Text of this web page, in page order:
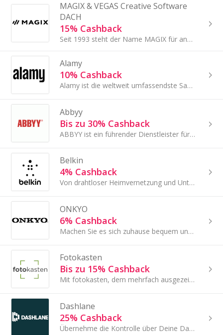
MAGIX & VEGAS Creative Software
DACH
15% Cashback
Seit 1993 steht der Name MAGIX für anwenderfreundliche Multimedia-Software.
Alamy
10% Cashback
Alamy ist die weltweit umfassendste Sammlung von Stockfotos, Vektoren, 360°-Bildern, Videos, Live-Nachrichten und mehr.
Abbyy
Bis zu 30% Cashback
ABBYY ist ein führender Dienstleister für Texterkennungs- und Dokumentkonvertierungs-Technologien und -Services.
Belkin
4% Cashback
Von drahtloser Heimvernetzung und Unterhaltung über mobiles Zubehör und Energiemanagement.
ONKYO
6% Cashback
Machen Sie es sich zuhause bequem und betreten Sie mit ONKYO-Produkten eine klangvollere Welt.
Fotokasten
Bis zu 15% Cashback
Mit fotokasten, dem mehrfach ausgezeichneten Online-Fotoservice in Deutschland, erweckst Du Deine Erinnerungen zum Leben!
Dashlane
25% Cashback
Übernehme die Kontrolle über Deine Daten mit dem Branchenführer in Sachen Sicherheit!